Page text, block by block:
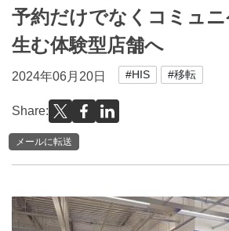
予約だけでなくコミュ
生む体験型店舗へ
2024年06月20日 #HIS #移転
Share:
メールに転送